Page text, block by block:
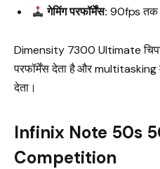
गेमिंग परफॉर्मेंस: 90fps तक
Dimensity 7300 Ultimate
परफॉर्मेंस देता है और
देता।
Infinix Note 50s
Competition